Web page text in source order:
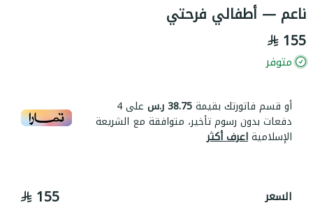
ناعم — أطفالي فرحتي
155
متوفر
أو قسم فاتورتك بقيمة38.75 ر.س على4
دفعات بدون رسوم تأخير، متوافقة مع الشريعة
الإسلاميةاعرف أكثر
السعر 155